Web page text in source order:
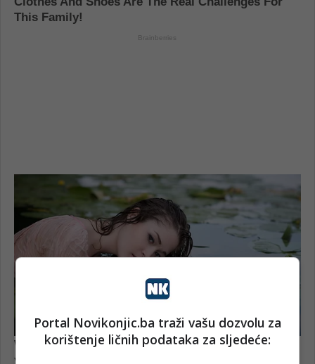
Portal Novikonjic.ba traži vašu dozvolu za
korištenje ličnih podataka za sljedeće: